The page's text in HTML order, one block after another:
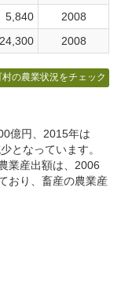
5,840
2008
24,300 2008
村の農業状況をチェック
億円、2015年は
となっています。
業産出額は、2006
おり、畜産の農業産